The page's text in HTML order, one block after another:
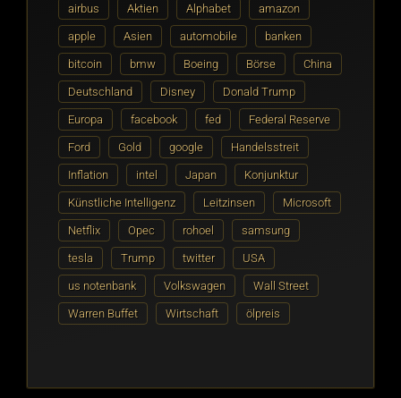
airbus Aktien Alphabet amazon
apple Asien automobile banken
bitcoin bmw Boeing Börse China
Deutschland Disney Donald Trump
Europa facebook fed Federal Reserve
Ford Gold google Handelsstreit
Inflation intel Japan Konjunktur
Künstliche Intelligenz Leitzinsen Microsoft
Netflix Opec rohoel samsung
tesla Trump twitter USA
us notenbank Volkswagen Wall Street
Warren Buffet Wirtschaft ölpreis